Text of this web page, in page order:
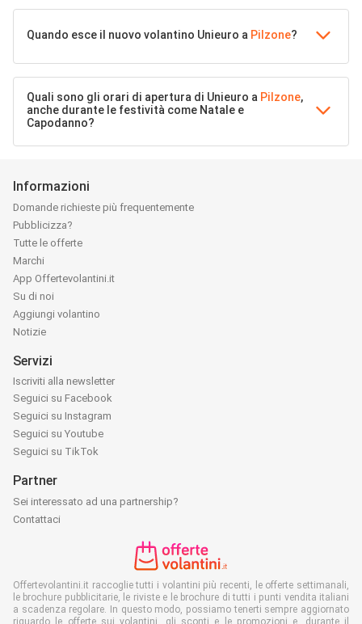
Quando esce il nuovo volantino Unieuro a Pilzone?
Quali sono gli orari di apertura di Unieuro a Pilzone,
anche durante le festività come Natale e
Capodanno?
Informazioni
Domande richieste più frequentemente
Pubblicizza?
Tutte le offerte
Marchi
App Offertevolantini.it
Su di noi
Aggiungi volantino
Notizie
Servizi
Iscriviti alla newsletter
Seguici su Facebook
Seguici su Instagram
Seguici su Youtube
Seguici su TikTok
Partner
Sei interessato ad una partnership?
Contattaci
Offertevolantini.it raccoglie tutti i volantini più recenti, le offerte settimanali,
le brochure pubblicitarie, le riviste e le brochure di tutti i punti vendita italiani
a scadenza regolare. In questo modo, possiamo tenerti sempre aggiornato
riguardo le offerte sui volantini, gli sconti e le promozioni e, durante il